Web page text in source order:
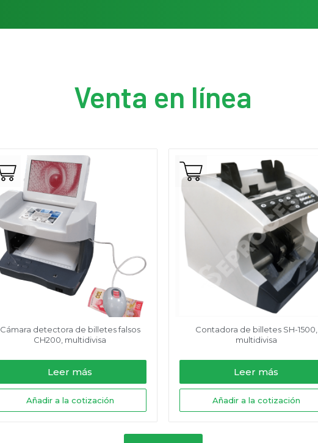
Venta en línea
Cámara detectora de billetes falsos
CH200, multidivisa
Leer más
Añadir a la cotización
Contadora de billetes SH-1500,
multidivisa
Leer más
Añadir a la cotización